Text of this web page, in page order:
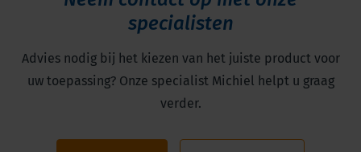
specialisten
Advies nodig bij het kiezen van het juiste product voor
uw toepassing? Onze specialist Michiel helpt u graag
verder.